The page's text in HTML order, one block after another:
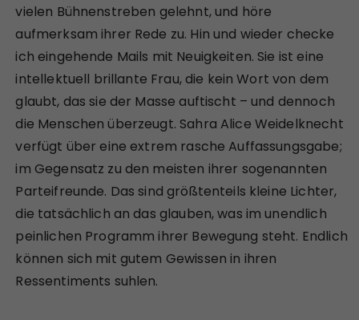
vielen Bühnenstreben gelehnt, und höre
aufmerksam ihrer Rede zu. Hin und wieder checke
ich eingehende Mails mit Neuigkeiten. Sie ist eine
intellektuell brillante Frau, die kein Wort von dem
glaubt, das sie der Masse auftischt – und dennoch
die Menschen überzeugt. Sahra Alice Weidelknecht
verfügt über eine extrem rasche Auffassungsgabe;
im Gegensatz zu den meisten ihrer sogenannten
Parteifreunde. Das sind größtenteils kleine Lichter,
die tatsächlich an das glauben, was im unendlich
peinlichen Programm ihrer Bewegung steht. Endlich
können sich mit gutem Gewissen in ihren
Ressentiments suhlen.